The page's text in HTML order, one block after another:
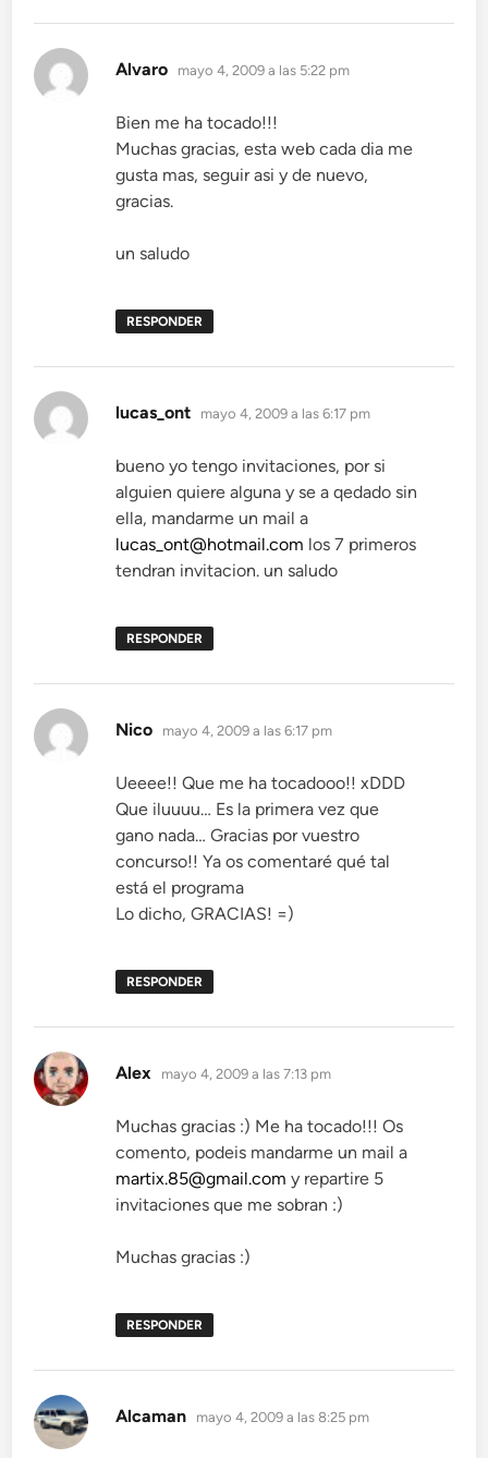
Alvaro dice:
mayo 4, 2009 a las 5:22 pm
Bien me ha tocado!!!
Muchas gracias, esta web cada dia me
gusta mas, seguir asi y de nuevo,
gracias.
un saludo
RESPONDER
lucas_ont dice:
mayo 4, 2009 a las 6:17 pm
bueno yo tengo invitaciones, por si
alguien quiere alguna y se a qedado sin
ella, mandarme un mail a
lucas_ont@hotmail.com los 7 primeros
tendran invitacion. un saludo
RESPONDER
Nico dice:
mayo 4, 2009 a las 6:17 pm
Ueeee!! Que me ha tocadooo!! xDDD
Que iluuuu… Es la primera vez que
gano nada… Gracias por vuestro
concurso!! Ya os comentaré qué tal
está el programa
Lo dicho, GRACIAS! =)
RESPONDER
Alex dice:
mayo 4, 2009 a las 7:13 pm
Muchas gracias :) Me ha tocado!!! Os
comento, podeis mandarme un mail a
martix.85@gmail.com y repartire 5
invitaciones que me sobran :)
Muchas gracias :)
RESPONDER
Alcaman dice:
mayo 4, 2009 a las 8:25 pm